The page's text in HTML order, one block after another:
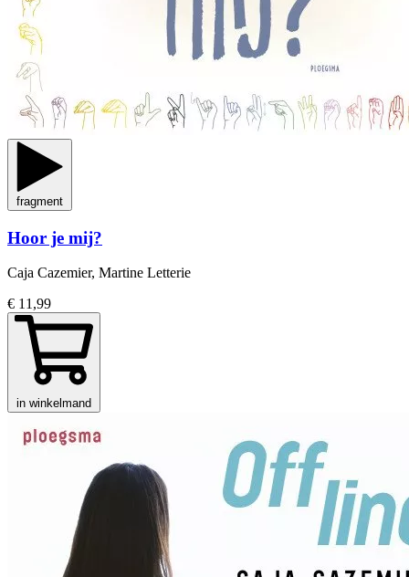
fragment
Hoor je mij?
Caja Cazemier, Martine Letterie
€ 11,99
in winkelmand